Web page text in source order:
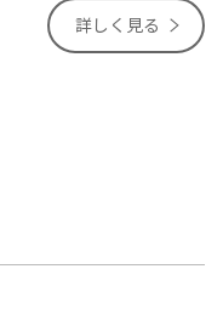
詳しく見る